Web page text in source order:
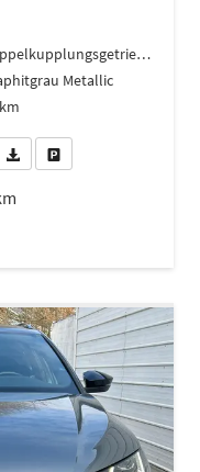
Doppelkupplungsgetriebe (DSG)
Metallic
rufen Sie an
PDF-Datei, Fahrzeugexposé